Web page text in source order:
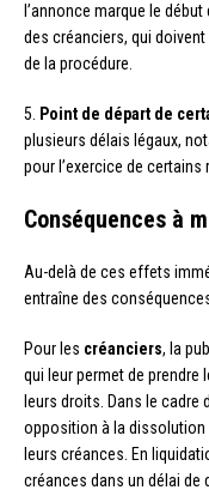
l’annonce marque le
des créanciers, qui
de la procédure.
5. Point de départ de
plusieurs délais légaux,
pour l’exercice de certains
Conséquences à
Au-delà de ces effets
entraîne des
Pour les créanciers, la
qui leur permet de
leurs droits. Dans le cadre
opposition à la
leurs créances. En
créances dans un délai de